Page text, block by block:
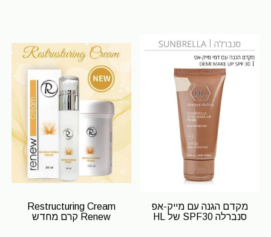
מקדם הגנה עם מייק-אפ
סנברלה SPF30 של HL
Restructuring Cream
Renew קרם מחדש